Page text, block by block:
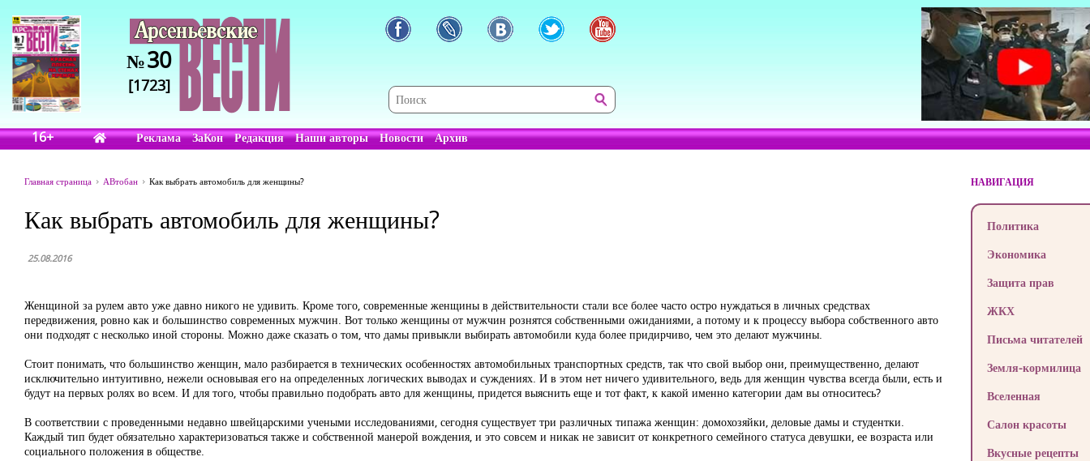
№30
[1723]
16+ Реклама ЗаКон Редакция Наши авторы Новости Архив
Главная страница АВтобан Как выбрать автомобиль для женщины?
Как выбрать автомобиль для женщины?
25.08.2016
Женщиной за рулем авто уже давно никого не удивить. Кроме того, современные женщины в действительности стали все более часто остро нуждаться в личных средствах
передвижения, ровно как и большинство современных мужчин. Вот только женщины от мужчин рознятся собственными ожиданиями, а потому и к процессу выбора собственного авто
они подходят с несколько иной стороны. Можно даже сказать о том, что дамы привыкли выбирать автомобили куда более придирчиво, чем это делают мужчины.
Стоит понимать, что большинство женщин, мало разбирается в технических особенностях автомобильных транспортных средств, так что свой выбор они, преимущественно, делают
исключительно интуитивно, нежели основывая его на определенных логических выводах и суждениях. И в этом нет ничего удивительного, ведь для женщин чувства всегда были, есть и
будут на первых ролях во всем. И для того, чтобы правильно подобрать авто для женщины, придется выяснить еще и тот факт, к какой именно категории дам вы относитесь?
В соответствии с проведенными недавно швейцарскими учеными исследованиями, сегодня существует три различных типажа женщин: домохозяйки, деловые дамы и студентки.
Каждый тип будет обязательно характеризоваться также и собственной манерой вождения, и это совсем и никак не зависит от конкретного семейного статуса девушки, ее возраста или
социального положения в обществе.
НАВИГАЦИЯ
Политика
Экономика
Защита прав
ЖКХ
Письма читателей
Земля-кормилица
Вселенная
Салон красоты
Вкусные рецепты